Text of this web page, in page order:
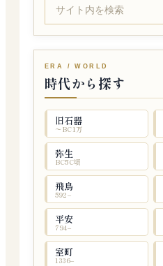
時代から探す
旧石器
〜BC1万
弥生
BC5C頃
飛鳥
592–
平安
794–
室町
1336–